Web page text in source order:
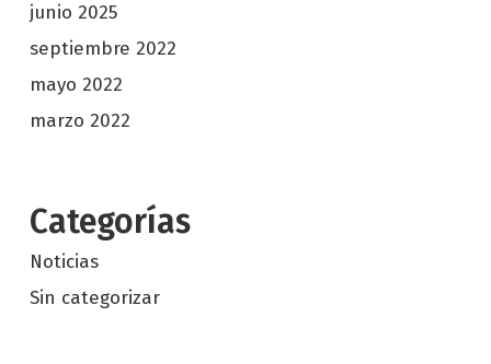
junio 2025
septiembre 2022
mayo 2022
marzo 2022
Categorías
Noticias
Sin categorizar